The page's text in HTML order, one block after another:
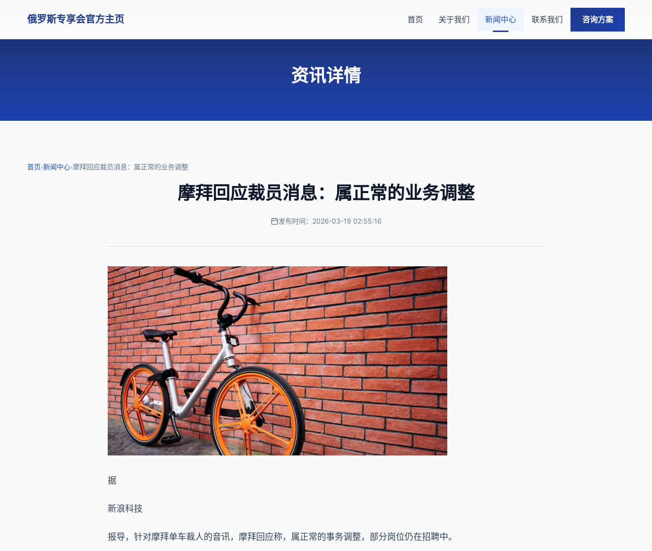
俄罗斯专享会官方主页 首页 关于我们 新闻中心 联系我们 咨询方案
资讯详情
首页›新闻中心›摩拜回应裁员消息：属正常的业务调整
摩拜回应裁员消息：属正常的业务调整
发布时间：2026-03-19 02:55:16
据
新浪科技
报导，针对摩拜单车裁人的音讯，摩拜回应称，属正常的事务调整，部分岗位仍在招聘中。